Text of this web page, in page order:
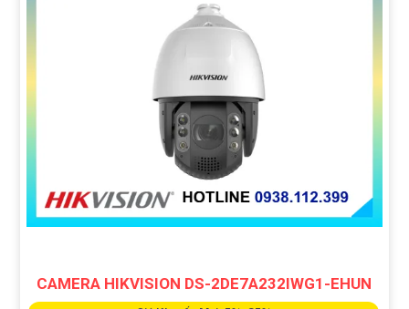
Với những tính năng trên, camera 2.0MP FULL HD sẽ
là sự lựa chọn tốt để nâng cao an toàn an ninh cho gia
đình và công việc của bạn. Bạn có thể tìm mua sản
phẩm này tại các cửa hàng điện tử hoặc trên các trang
mạng chuyên về thiết bị an ninh.
CAMERA HIKVISION DS-2DE7A232IWG1-EHUN